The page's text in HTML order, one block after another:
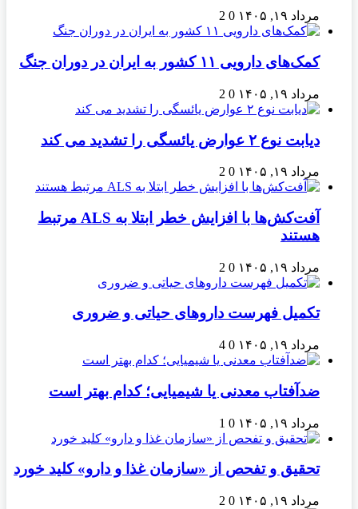
مرداد ۱۹, ۱۴۰۵ 0
2
کمک‌های دارویی ۱۱ کشور به ایران در دوران جنگ
مرداد ۱۹, ۱۴۰۵ 0
2
دیابت نوع ۲ عوارض یائسگی را تشدید می کند
مرداد ۱۹, ۱۴۰۵ 0
2
آفت‌کش‌ها با افزایش خطر ابتلا به ALS مرتبط
هستند
مرداد ۱۹, ۱۴۰۵ 0
2
تکمیل فهرست داروهای حیاتی و ضروری
مرداد ۱۹, ۱۴۰۵ 0
4
ضدآفتاب‌ معدنی یا شیمیایی؛ کدام بهتر است
مرداد ۱۹, ۱۴۰۵ 0
1
تحقیق و تفحص از «سازمان غذا و دارو» کلید خورد
مرداد ۱۹, ۱۴۰۵ 0
2